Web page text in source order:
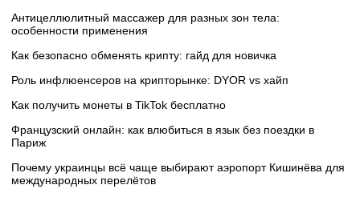
Антицеллюлитный массажер для разных зон тела:
особенности применения
Как безопасно обменять крипту: гайд для новичка
Роль инфлюенсеров на крипторынке: DYOR vs хайп
Как получить монеты в TikTok бесплатно
Французский онлайн: как влюбиться в язык без поездки в
Париж
Почему украинцы всё чаще выбирают аэропорт Кишинёва для
международных перелётов